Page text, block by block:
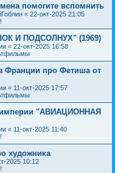
помогите вспомнить
« 22-окт-2025 21:05
И ПОДСОЛНУХ" (1969)
« 22-окт-2025 16:58
Франции про Фетиша от
« 11-окт-2025 17:57
"АВИАЦИОННАЯ
« 11-окт-2025 11:40
художника
2025 10:12